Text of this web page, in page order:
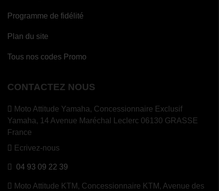
Programme de fidélité
Plan du site
Tous nos codes Promo
CONTACTEZ NOUS
Moto Attitude Yamaha, Concessionnaire Exclusif
Yamaha, 14 Avenue Maréchal Leclerc 06130 GRASSE
France
Ecrivez-nous
04 93 09 22 39
Moto Attitude KTM, Concessionnaire KTM, Avenue des